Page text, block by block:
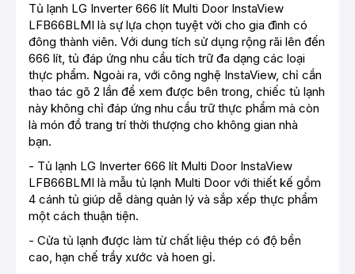
Tủ lạnh LG Inverter 666 lít Multi Door InstaView
LFB66BLMI là sự lựa chọn tuyệt vời cho gia đình có
đông thành viên. Với dung tích sử dụng rộng rãi lên đến
666 lít, tủ đáp ứng nhu cầu tích trữ đa dạng các loại
thực phẩm. Ngoài ra, với công nghệ InstaView, chỉ cần
thao tác gõ 2 lần để xem được bên trong, chiếc tủ lạnh
này không chỉ đáp ứng nhu cầu trữ thực phẩm mà còn
là món đồ trang trí thời thượng cho không gian nhà
bạn.
- Tủ lạnh LG Inverter 666 lít Multi Door InstaView
LFB66BLMI là mẫu tủ lạnh Multi Door với thiết kế gồm
4 cánh tủ giúp dễ dàng quản lý và sắp xếp thực phẩm
một cách thuận tiện.
- Cửa tủ lạnh được làm từ chất liệu thép có độ bền
cao, hạn chế trầy xước và hoen gỉ.